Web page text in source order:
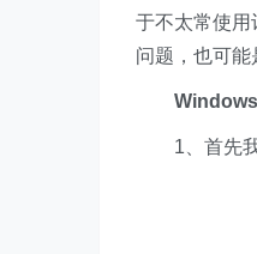
于不太常使用
问题，也可能
1、首先我